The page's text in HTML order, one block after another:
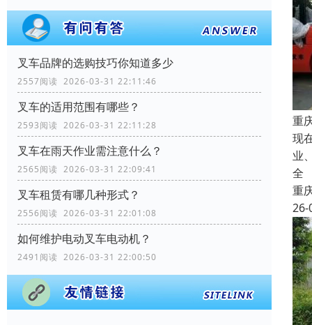
叉车品牌的选购技巧你知道多少
2557阅读 2026-03-31 22:11:46
叉车的适用范围有哪些？
2593阅读 2026-03-31 22:11:28
叉车在雨天作业需注意什么？
2565阅读 2026-03-31 22:09:41
叉车租赁有哪几种形式？
2556阅读 2026-03-31 22:01:08
如何维护电动叉车电动机？
2491阅读 2026-03-31 22:00:50
重
现
业
全
重
26-